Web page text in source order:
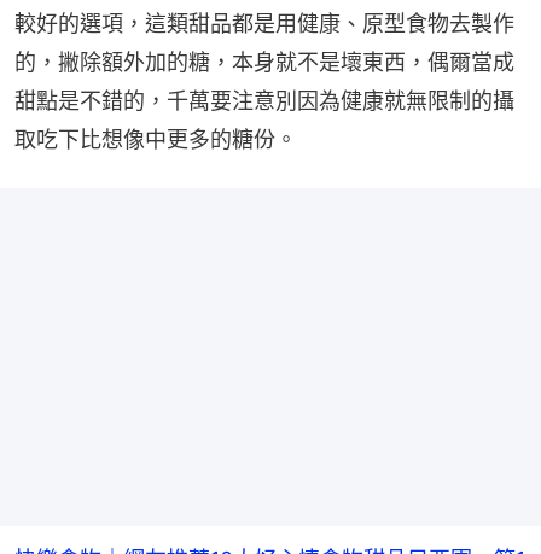
較好的選項，這類甜品都是用健康、原型食物去製作
的，撇除額外加的糖，本身就不是壞東西，偶爾當成
甜點是不錯的，千萬要注意別因為健康就無限制的攝
取吃下比想像中更多的糖份。